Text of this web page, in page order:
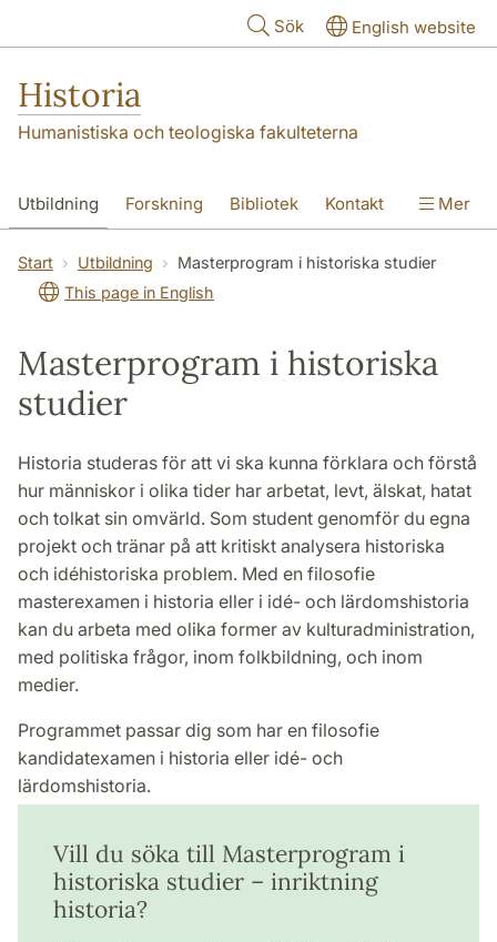
Sök English website
Historia
Humanistiska och teologiska fakulteterna
Utbildning Forskning Bibliotek Kontakt
Om oss
Mer
Start Utbildning
Masterprogram i historiska studier
This page in English
Masterprogram i historiska
studier
Historia studeras för att vi ska kunna förklara och förstå
hur människor i olika tider har arbetat, levt, älskat, hatat
och tolkat sin omvärld. Som student genomför du egna
projekt och tränar på att kritiskt analysera historiska
och idéhistoriska problem. Med en filosofie
masterexamen i historia eller i idé- och lärdomshistoria
kan du arbeta med olika former av kulturadministration,
med politiska frågor, inom folkbildning, och inom
medier.
Programmet passar dig som har en filosofie
kandidatexamen i historia eller idé- och
lärdomshistoria.
Vill du söka till Masterprogram i
historiska studier – inriktning
historia?